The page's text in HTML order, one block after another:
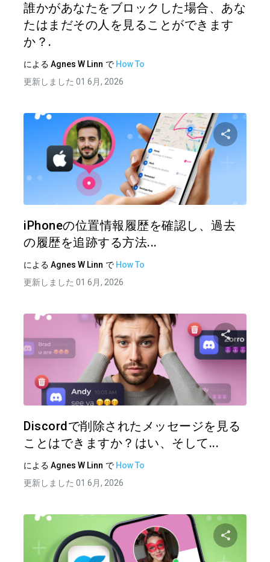
誰かがあなたをブロックした場合、あな
たはまだその人を見ることができます
か？.
による Agnes W Linn で How To
更新しました 01 6月, 2026
iPhoneの位置情報履歴を確認し、過去
の履歴を追跡する方法...
による Agnes W Linn で How To
更新しました 01 6月, 2026
この記
Discordで削除されたメッセージを見る
ことはできますか？はい、そして...
による Agnes W Linn で How To
更新しました 01 6月, 2026